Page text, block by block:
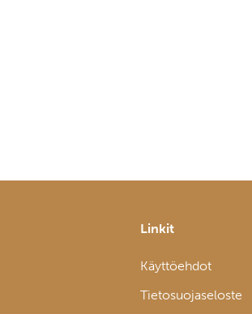
Linkit
Käyttöehdot
Tietosuojaseloste